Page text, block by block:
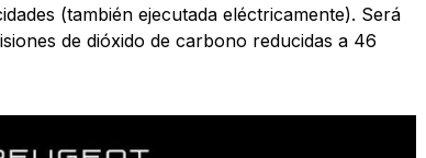
(también ejecutada eléctricamente). Será
de dióxido de carbono reducidas a 46